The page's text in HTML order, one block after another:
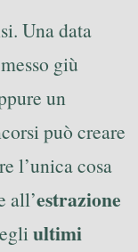
Una data
giù
un
può creare
l’unica cosa
all’estrazione
ultimi